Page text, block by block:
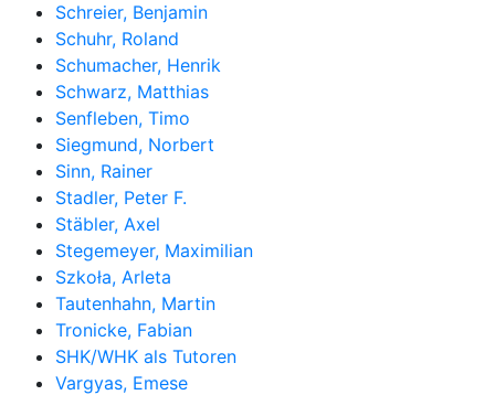
Schreier, Benjamin
Schuhr, Roland
Schumacher, Henrik
Schwarz, Matthias
Senfleben, Timo
Siegmund, Norbert
Sinn, Rainer
Stadler, Peter F.
Stäbler, Axel
Stegemeyer, Maximilian
Szkoła, Arleta
Tautenhahn, Martin
Tronicke, Fabian
SHK/WHK als Tutoren
Vargyas, Emese